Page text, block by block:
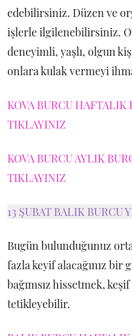
edebilirsiniz. Düzen ve
işlerle ilgilenebilirsiniz.
deneyimli, yaşlı, olgun
onlara kulak vermeyi
KOVA BURCU
TIKLAYINIZ
KOVA BURCU AYLIK
TIKLAYINIZ
13 ŞUBAT BALIK BURCU
Bugün bulunduğunuz
fazla keyif alacağınız
bağımsız hissetmek,
tetikleyebilir.